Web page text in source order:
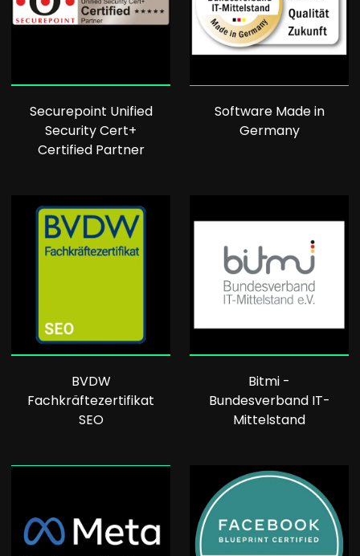
Securepoint Unified
Security Cert+
Certified Partner
Software Made in
Germany
BVDW
Fachkräftezertifikat
SEO
Bitmi -
Bundesverband IT-
Mittelstand